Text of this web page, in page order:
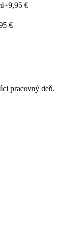
+9,95 €
€
pracovný deň.